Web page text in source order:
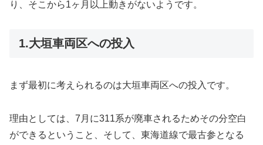
り、そこから1ヶ月以上動きがないようです。
1.大垣車両区への投入
まず最初に考えられるのは大垣車両区への投入です。
理由としては、7月に311系が廃車されるためその分空白
ができるということ、そして、東海道線で最古参となる